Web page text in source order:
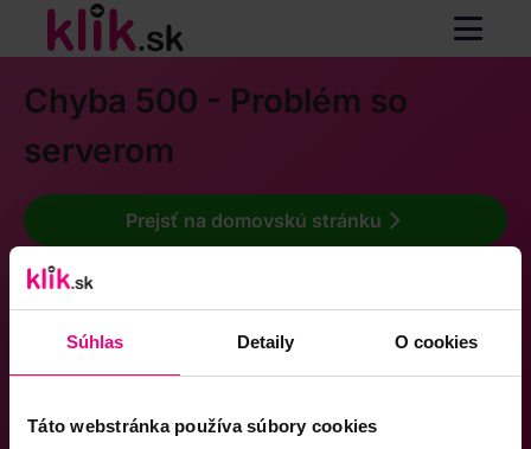
Súhlas Detaily O cookies
Táto webstránka používa súbory cookies
Chyba 500 - Problém so
serverom
Prejsť na domovskú stránku